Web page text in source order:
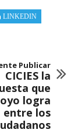
LINKEDIN
Publicar
CICIES la
que
logra
entre los